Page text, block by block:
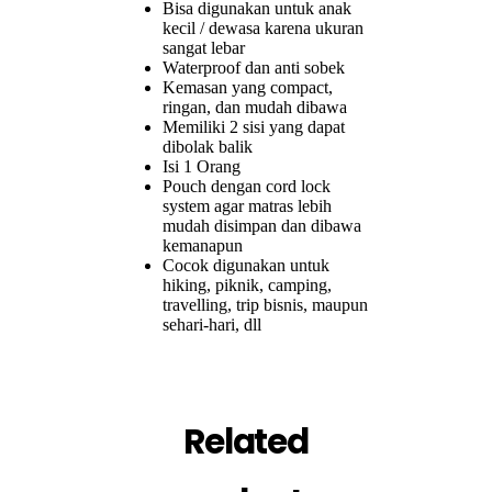
Bisa digunakan untuk anak
kecil / dewasa karena ukuran
sangat lebar
Waterproof dan anti sobek
Kemasan yang compact,
ringan, dan mudah dibawa
Memiliki 2 sisi yang dapat
dibolak balik
Isi 1 Orang
Pouch dengan cord lock
system agar matras lebih
mudah disimpan dan dibawa
kemanapun
Cocok digunakan untuk
hiking, piknik, camping,
travelling, trip bisnis, maupun
sehari-hari, dll
Related